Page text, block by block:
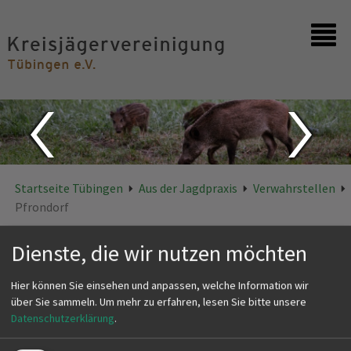
Kontakt
Startseite Tübingen Aus der Jagdpraxis
Verwahrstellen
Pfrondorf
Pfrondorf
VERWAHRSTELLE PFRONDORF
Dienste, die wir nutzen möchten
Hier können Sie einsehen und anpassen, welche Information wir
über Sie sammeln. Um mehr zu erfahren, lesen Sie bitte unsere
Datenschutzerklärung.